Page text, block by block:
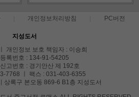
개인정보처리방침 PC버전
지성도서
개인정보 보호 책임자 : 이승희
록번호 : 134-91-54205
고번호 : 경기안산 제 192호
7768 ㅣ 팩스 : 031-403-6355
상록구 본오동 869-6 B1층 지성도서